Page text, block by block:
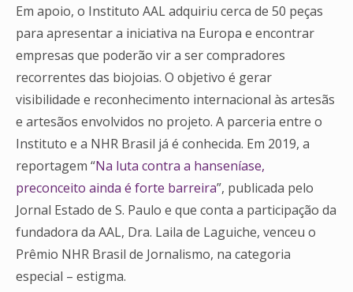
Em apoio, o Instituto AAL adquiriu cerca de 50 peças
para apresentar a iniciativa na Europa e encontrar
empresas que poderão vir a ser compradores
recorrentes das biojoias. O objetivo é gerar
visibilidade e reconhecimento internacional às artesãs
e artesãos envolvidos no projeto. A parceria entre o
Instituto e a NHR Brasil já é conhecida. Em 2019, a
reportagem “Na luta contra a hanseníase,
preconceito ainda é forte barreira”, publicada pelo
Jornal Estado de S. Paulo e que conta a participação da
fundadora da AAL, Dra. Laila de Laguiche, venceu o
Prêmio NHR Brasil de Jornalismo, na categoria
especial – estigma.